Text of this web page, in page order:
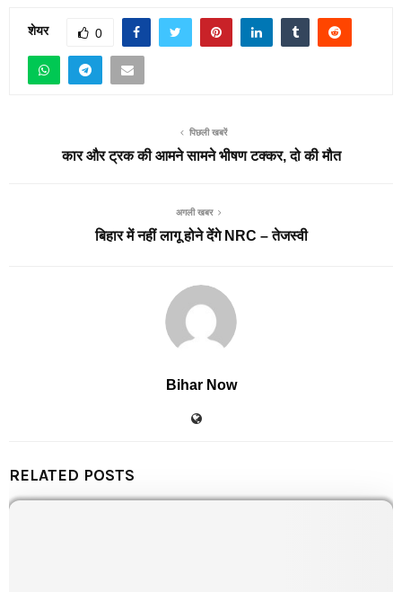
शेयर 0
पिछली खबरें
कार और ट्रक की आमने सामने भीषण टक्कर, दो की मौत
अगली खबर
बिहार में नहीं लागू होने देंगे NRC – तेजस्वी
Bihar Now
RELATED POSTS